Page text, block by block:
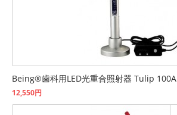
Being®歯科用LED光重合照射器 Tulip 100A
12,550円